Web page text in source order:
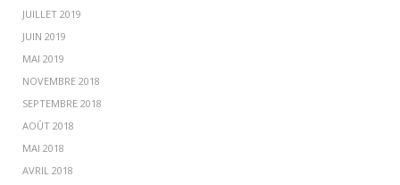
JUILLET 2019
JUIN 2019
MAI 2019
NOVEMBRE 2018
SEPTEMBRE 2018
AOÛT 2018
MAI 2018
AVRIL 2018